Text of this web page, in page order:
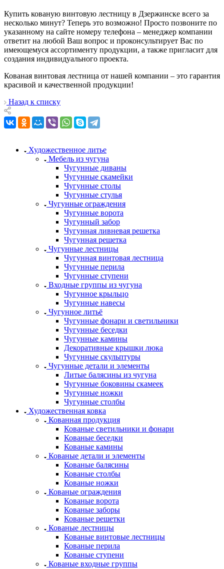
Купить кованую винтовую лестницу в Дзержинске всего за
несколько минут? Теперь это возможно! Просто позвоните по
указанному на сайте номеру телефона – менеджер компании
ответит на любой Ваш вопрос и проконсультирует Вас по
имеющемуся ассортименту продукции, а также пригласит для
создания индивидуального проекта.
Кованая винтовая лестница от нашей компании – это гарантия
красивой и качественной продукции!
Назад к списку
Художественное литье
Мебель из чугуна
Чугунные диваны
Чугунные скамейки
Чугунные столы
Чугунные стулья
Чугунные ограждения
Чугунные ворота
Чугунный забор
Чугунная ливневая решетка
Чугунная решетка
Чугунные лестницы
Чугунная винтовая лестница
Чугунные перила
Чугунные ступени
Входные группы из чугуна
Чугунное крыльцо
Чугунные навесы
Чугунное литьё
Чугунные фонари и светильники
Чугунные беседки
Чугунные камины
Декоративные крышки люка
Чугунные скульптуры
Чугунные детали и элементы
Литые балясины из чугуна
Чугунные боковины скамеек
Чугунные ножки
Чугунные столбы
Художественная ковка
Кованная продукция
Кованые светильники и фонари
Кованые беседки
Кованые камины
Кованые детали и элементы
Кованые балясины
Кованые столбы
Кованые ножки
Кованые ограждения
Кованые ворота
Кованые заборы
Кованые решетки
Кованые лестницы
Кованые винтовые лестницы
Кованые перила
Кованые ступени
Кованые входные группы